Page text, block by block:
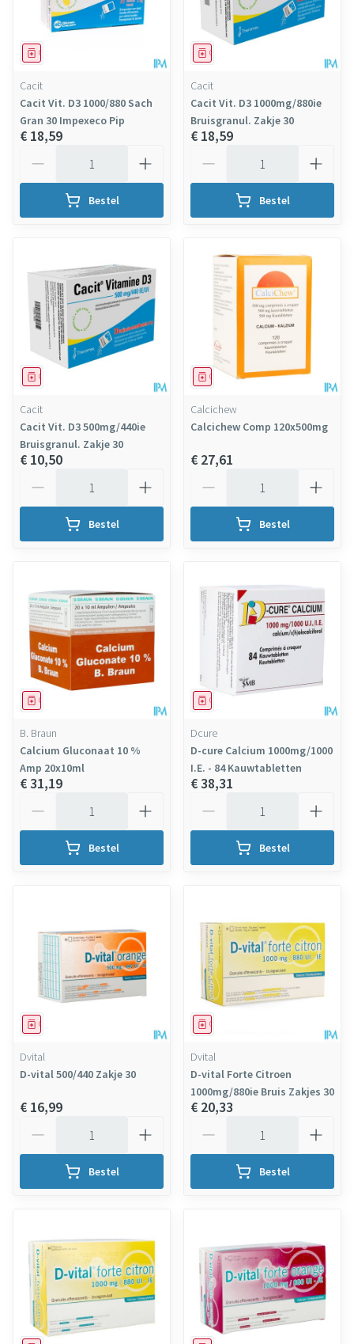
Geneesmiddel
Cacit
Cacit Vit. D3 1000/880 Sach
Gran 30 Impexeco Pip
€ 18,59
Bestel
Geneesmiddel
Cacit
Cacit Vit. D3 1000mg/880ie
Bruisgranul. Zakje 30
€ 18,59
Bestel
Geneesmiddel
Cacit
Cacit Vit. D3 500mg/440ie
Bruisgranul. Zakje 30
€ 10,50
Bestel
Geneesmiddel
Calcichew
Calcichew Comp 120x500mg
€ 27,61
Bestel
Geneesmiddel
B. Braun
Calcium Gluconaat 10 %
Amp 20x10ml
€ 31,19
Bestel
Geneesmiddel
Dcure
D-cure Calcium 1000mg/1000
I.E. - 84 Kauwtabletten
€ 38,31
Bestel
Geneesmiddel
Dvital
D-vital 500/440 Zakje 30
€ 16,99
Bestel
Geneesmiddel
Dvital
D-vital Forte Citroen
1000mg/880ie Bruis Zakjes 30
€ 20,33
Bestel